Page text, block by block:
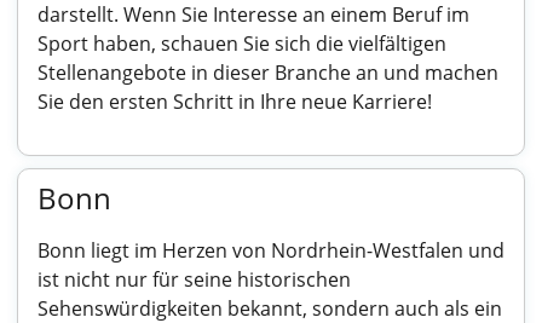
darstellt. Wenn Sie Interesse an einem Beruf im
Sport haben, schauen Sie sich die vielfältigen
Stellenangebote in dieser Branche an und machen
Sie den ersten Schritt in Ihre neue Karriere!
Bonn
Bonn liegt im Herzen von Nordrhein-Westfalen und
ist nicht nur für seine historischen
Sehenswürdigkeiten bekannt, sondern auch als ein